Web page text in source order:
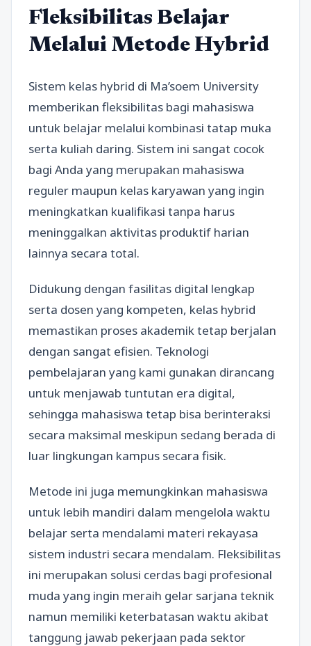
Fleksibilitas Belajar
Melalui Metode Hybrid
Sistem kelas hybrid di Ma’soem University
memberikan fleksibilitas bagi mahasiswa
untuk belajar melalui kombinasi tatap muka
serta kuliah daring. Sistem ini sangat cocok
bagi Anda yang merupakan mahasiswa
reguler maupun kelas karyawan yang ingin
meningkatkan kualifikasi tanpa harus
meninggalkan aktivitas produktif harian
lainnya secara total.
Didukung dengan fasilitas digital lengkap
serta dosen yang kompeten, kelas hybrid
memastikan proses akademik tetap berjalan
dengan sangat efisien. Teknologi
pembelajaran yang kami gunakan dirancang
untuk menjawab tuntutan era digital,
sehingga mahasiswa tetap bisa berinteraksi
secara maksimal meskipun sedang berada di
luar lingkungan kampus secara fisik.
Metode ini juga memungkinkan mahasiswa
untuk lebih mandiri dalam mengelola waktu
belajar serta mendalami materi rekayasa
sistem industri secara mendalam. Fleksibilitas
ini merupakan solusi cerdas bagi profesional
muda yang ingin meraih gelar sarjana teknik
namun memiliki keterbatasan waktu akibat
tanggung jawab pekerjaan pada sektor